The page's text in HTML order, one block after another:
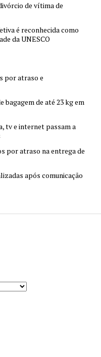
de vítima de
é reconhecida como
da UNESCO
por atraso e
bagagem de até 23 kg em
tv e internet passam a
por atraso na entrega de
após comunicação